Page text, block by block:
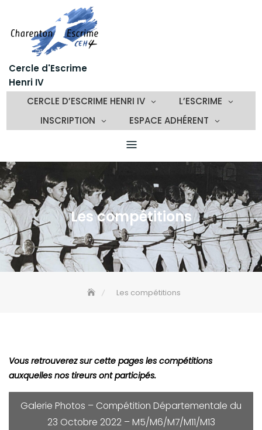
content
Cercle d'Escrime
Henri IV
CERCLE D’ESCRIME HENRI IV
L’ESCRIME
INSCRIPTION
ESPACE ADHÉRENT
Les compétitions
Les compétitions
Vous retrouverez sur cette pages les compétitions
auxquelles nos tireurs ont participés.
Galerie Photos – Compétition Départementale du
23 Octobre 2022 – M5/M6/M7/M11/M13